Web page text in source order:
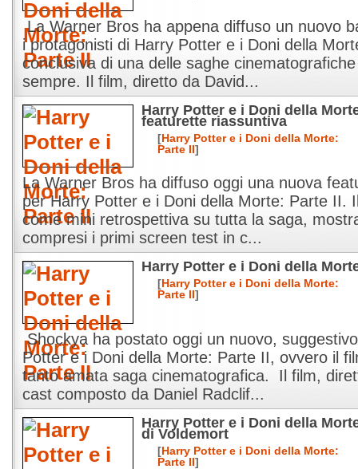
La Warner Bros ha appena diffuso un nuovo
i protagonisti di Harry Potter e i Doni della
conclusiva di una delle saghe
sempre. Il film, diretto da David...
Harry Potter e i Doni della
featurette riassuntiva
[Harry Potter e i Doni della Morte:
Parte II]
La Warner Bros ha diffuso oggi una nuova
per Harry Potter e i Doni della Morte: Parte II.
come mini retrospettiva su tutta la saga,
compresi i primi screen test in c...
Harry Potter e i Doni della
[Harry Potter e i Doni della Morte:
Parte II]
Shockya ha postato oggi un nuovo,
Potter e i Doni della Morte: Parte II, ovvero il
tanto amata saga cinematografica. Il film,
cast composto da Daniel Radclif...
Harry Potter e i Doni della
di Voldemort
[Harry Potter e i Doni della Morte:
Parte II]